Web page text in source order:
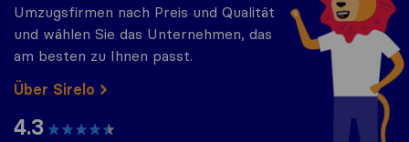
Umzugsfirmen nach Preis und Qualität
und wählen Sie das Unternehmen, das
am besten zu Ihnen passt.
Über Sirelo
4.3